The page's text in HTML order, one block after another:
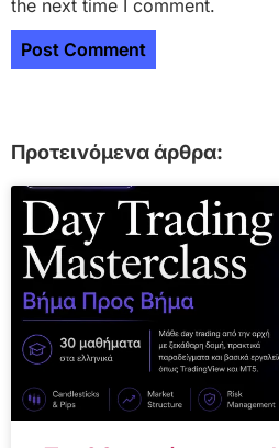
the next time I comment.
Προτεινόμενα άρθρα: